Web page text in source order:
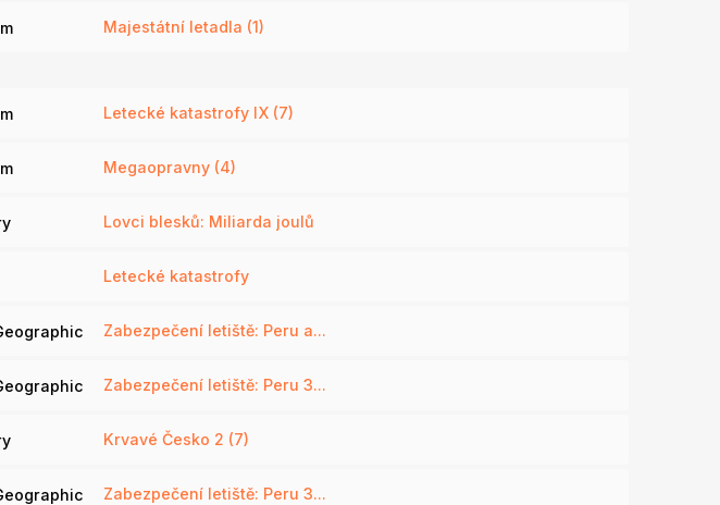
Majestátní letadla (1)
Letecké katastrofy IX (7)
Megaopravny (4)
Lovci blesků: Miliarda joulů
Letecké katastrofy
Zabezpečení letiště: Peru a...
Zabezpečení letiště: Peru 3...
Krvavé Česko 2 (7)
Zabezpečení letiště: Peru 3...